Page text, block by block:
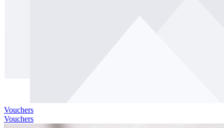
Vouchers
Vouchers